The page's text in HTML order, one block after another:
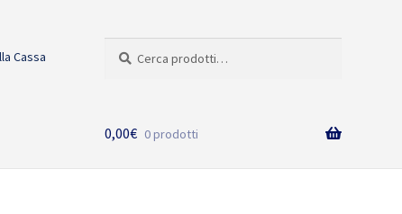
Cassa
0,00€ 0 prodotti